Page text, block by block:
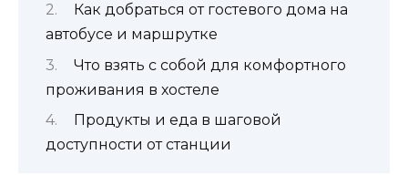
Как добраться от гостевого дома на
автобусе и маршрутке
Что взять с собой для комфортного
проживания в хостеле
Продукты и еда в шаговой
доступности от станции